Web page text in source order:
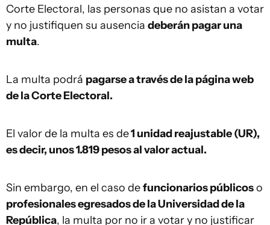
Corte Electoral, las personas que no asistan a votar
y no justifiquen su ausencia deberán pagar una
multa.
La multa podrá pagarse a través de la página web
de la Corte Electoral.
El valor de la multa es de1 unidad reajustable (UR),
es decir, unos 1.819 pesos al valor actual.
Sin embargo, en el caso defuncionarios públicoso
profesionales egresados de la Universidad de la
República, la multa por no ir a votar y no justificar